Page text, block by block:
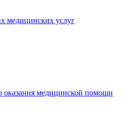
медицинских услуг
оказания медицинской помощи